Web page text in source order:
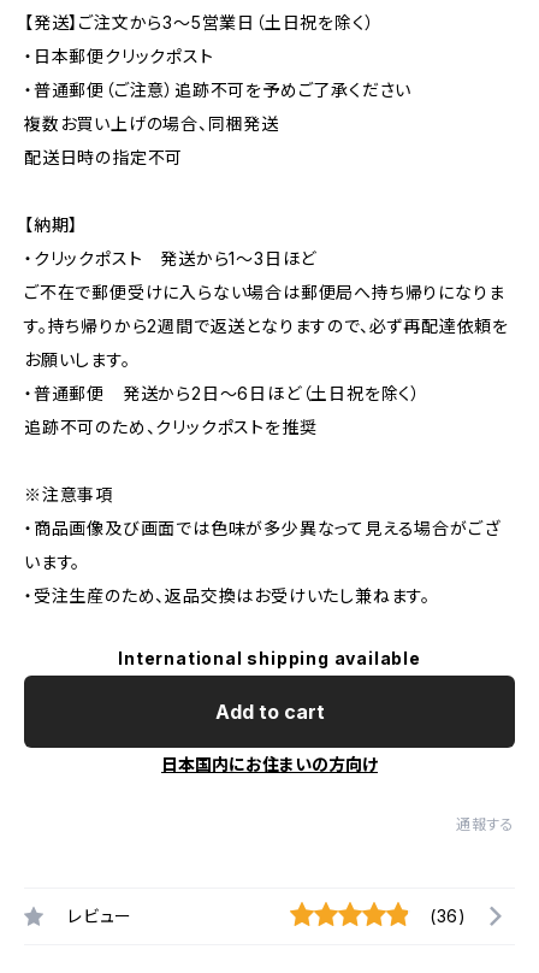
【発送】ご注文から3〜5営業日（土日祝を除く）
・日本郵便クリックポスト
・普通郵便（ご注意）追跡不可を予めご了承ください
複数お買い上げの場合、同梱発送
配送日時の指定不可
【納期】
・クリックポスト 発送から1〜3日ほど
ご不在で郵便受けに入らない場合は郵便局へ持ち帰りになりま
す。持ち帰りから2週間で返送となりますので、必ず再配達依頼を
お願いします。
・普通郵便 発送から2日〜6日ほど（土日祝を除く）
追跡不可のため、クリックポストを推奨
※注意事項
・商品画像及び画面では色味が多少異なって見える場合がござ
います。
・受注生産のため、返品交換はお受けいたし兼ねます。
International shipping available
Add to cart
日本国内にお住まいの方向け
通報する
レビュー (36)